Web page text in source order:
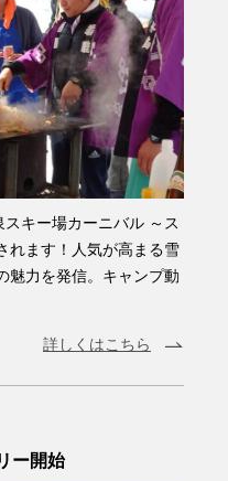
キー場カーニバル ～ス
れます！人気が高まる雪
魅力を発信。キャンプ動
詳しくはこちら
ー開始